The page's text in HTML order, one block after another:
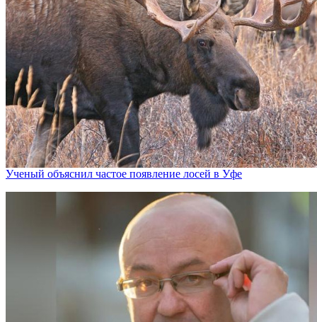
Ученый объяснил частое появление лосей в Уфе